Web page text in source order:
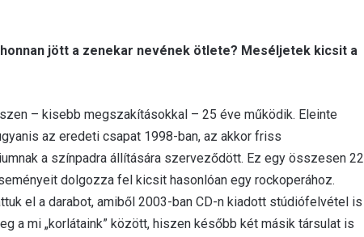
jött a zenekar nevének ötlete? Meséljetek kicsit a
– kisebb megszakításokkal – 25 éve működik. Eleinte
az eredeti csapat 1998-ban, az akkor friss
a színpadra állítására szerveződött. Ez egy összesen 22
dolgozza fel kicsit hasonlóan egy rockoperához.
el a darabot, amiből 2003-ban CD-n kiadott stúdiófelvétel is
a mi „korlátaink” között, hiszen később két másik társulat is